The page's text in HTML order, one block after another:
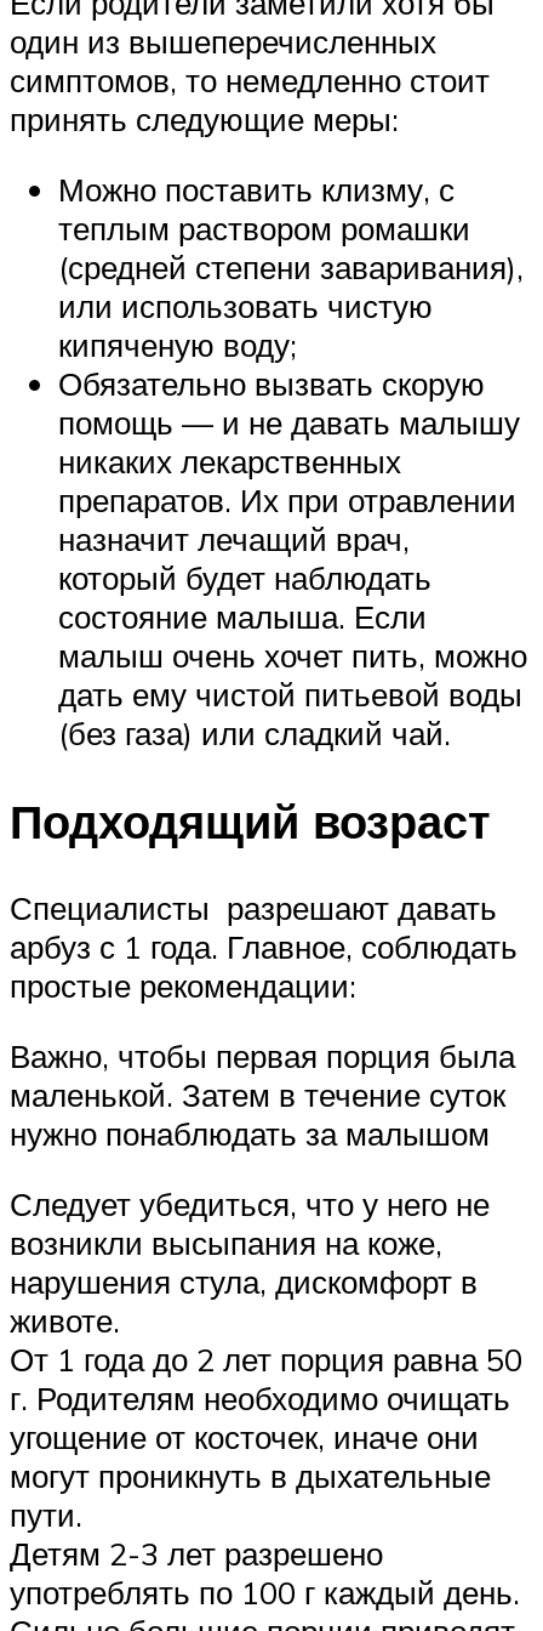
один из вышеперечисленных
симптомов, то немедленно стоит
принять следующие меры:
Можно поставить клизму, с
теплым раствором ромашки
(средней степени заваривания),
или использовать чистую
кипяченую воду;
Обязательно вызвать скорую
помощь — и не давать малышу
никаких лекарственных
препаратов. Их при отравлении
назначит лечащий врач,
который будет наблюдать
состояние малыша. Если
малыш очень хочет пить, можно
дать ему чистой питьевой воды
(без газа) или сладкий чай.
Подходящий возраст
Специалисты разрешают давать
арбуз с 1 года. Главное, соблюдать
простые рекомендации:
Важно, чтобы первая порция была
маленькой. Затем в течение суток
нужно понаблюдать за малышом
Следует убедиться, что у него не
возникли высыпания на коже,
нарушения стула, дискомфорт в
животе.
От 1 года до 2 лет порция равна 50
г. Родителям необходимо очищать
угощение от косточек, иначе они
могут проникнуть в дыхательные
пути.
Детям 2-3 лет разрешено
употреблять по 100 г каждый день.